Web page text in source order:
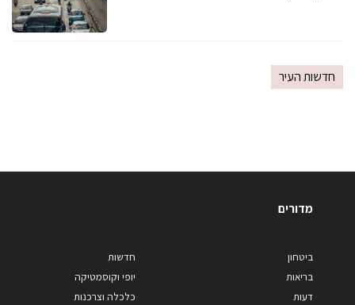
חדשות העיר
מדורים
ביטחון
בריאות
דעות
חדשות
יופי וקוסמטיקה
כלכלה וצרכנות